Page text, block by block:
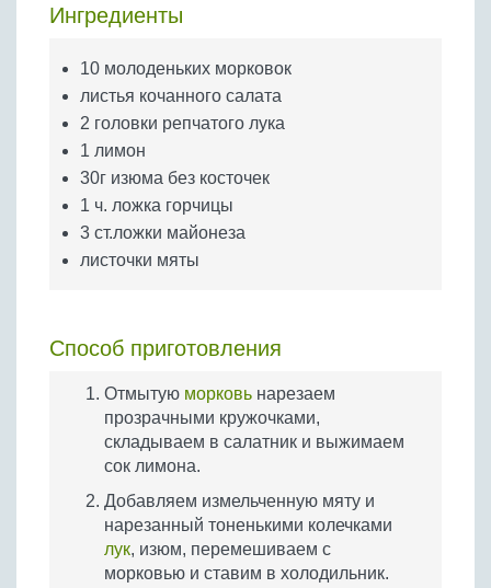
Бобовые
Крупы
Ингредиенты
10 молоденьких морковок
листья кочанного салата
2 головки репчатого лука
1 лимон
30г изюма без косточек
1 ч. ложка горчицы
3 ст.ложки майонеза
листочки мяты
Способ приготовления
Отмытую морковь нарезаем
прозрачными кружочками,
складываем в салатник и выжимаем
сок лимона.
Добавляем измельченную мяту и
нарезанный тоненькими колечками
лук, изюм, перемешиваем с
морковью и ставим в холодильник.